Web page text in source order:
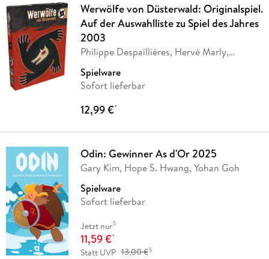
Werwölfe von Düsterwald: Originalspiel.
Auf der Auswahlliste zu Spiel des Jahres
2003
Philippe Despaillières, Hervé Marly,
Spielware
Sofort lieferbar
12,99 €*
Odin: Gewinner As d'Or 2025
Gary Kim, Hope S. Hwang, Yohan Goh
Spielware
Sofort lieferbar
Jetzt nur5
11,59 €*
Statt UVP 13,00 €5